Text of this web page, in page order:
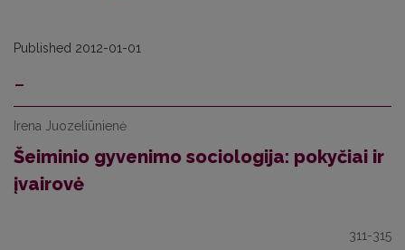
Published 2012-01-01
-
Irena Juozeliūnienė
Šeiminio gyvenimo sociologija: pokyčiai ir
įvairovė
311-315